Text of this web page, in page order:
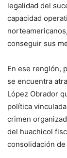
legalidad del
capacidad
conseguir sus
En ese renglón,
se encuentra
López Obrador
política
crimen
del huachicol
consolidación